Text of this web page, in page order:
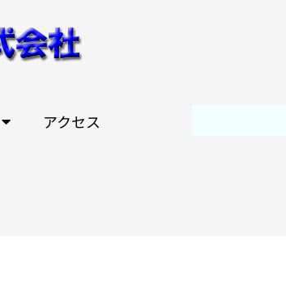
アクセス